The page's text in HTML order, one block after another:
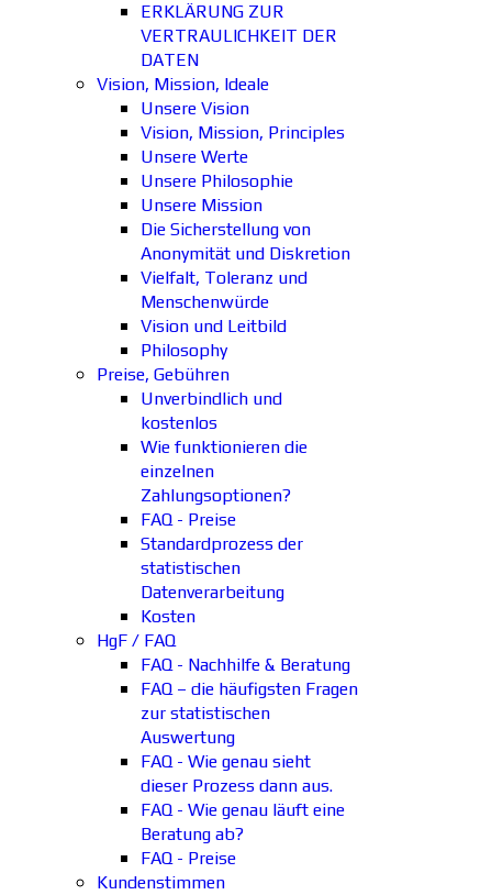
ERKLÄRUNG ZUR
VERTRAULICHKEIT DER
DATEN
Vision, Mission, Ideale
Unsere Vision
Vision, Mission, Principles
Unsere Werte
Unsere Philosophie
Unsere Mission
Die Sicherstellung von
Anonymität und Diskretion
Vielfalt, Toleranz und
Menschenwürde
Vision und Leitbild
Philosophy
Preise, Gebühren
Unverbindlich und
kostenlos
Wie funktionieren die
einzelnen
Zahlungsoptionen?
FAQ - Preise
Standardprozess der
statistischen
Datenverarbeitung
Kosten
HgF / FAQ
FAQ - Nachhilfe & Beratung
FAQ – die häufigsten Fragen
zur statistischen
Auswertung
FAQ - Wie genau sieht
dieser Prozess dann aus.
FAQ - Wie genau läuft eine
Beratung ab?
FAQ - Preise
Kundenstimmen